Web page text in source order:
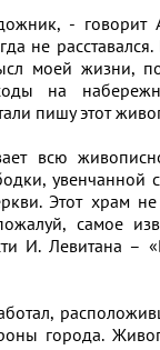
-
не
моей жизни,
на
пишу этот
всю
увенчанной
Этот храм
самое
И. Левитана –
города.